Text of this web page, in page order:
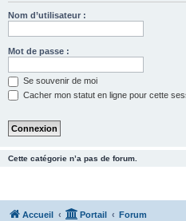
Nom d’utilisateur :
Mot de passe :
Se souvenir de moi
Cacher mon statut en ligne pour cette
Cette catégorie n’a pas de forum.
Accueil Portail Forum